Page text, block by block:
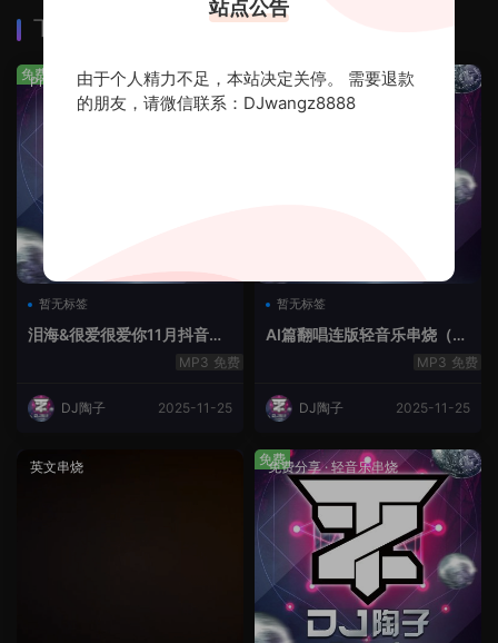
下载排行
Prog House·免费分享
暂无标签
泪海&很爱很爱你11月抖音串
免费
DJ陶子 2025-11-25
免费 免费分享·轻音乐串烧
暂无标签
AI篇翻唱连版轻音乐串烧（治
免费
DJ陶子 2025-11-25
免费
英文串烧 免费分享·轻音乐串烧
免费
站点公告
由于个人精力不足，本站决定关停。 需要退款
的朋友，请微信联系：DJwangz8888